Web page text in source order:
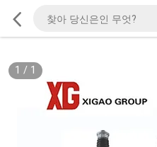
1 / 1